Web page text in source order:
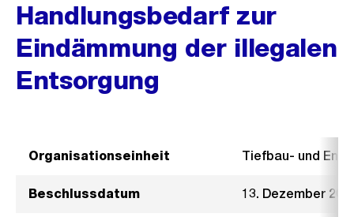
Handlungsbedarf zur
Eindämmung der illegalen
Entsorgung
Organisationseinheit Tiefbau- und
Beschlussdatum 13. Dezember